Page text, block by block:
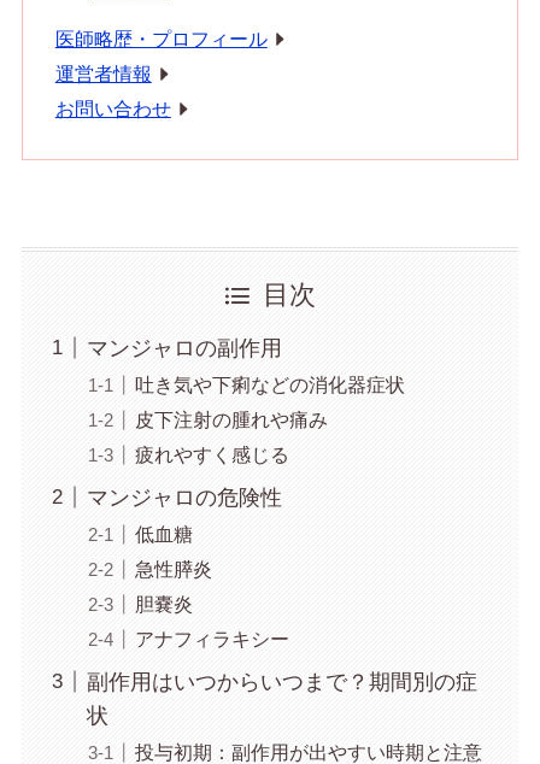
医師略歴・プロフィール
運営者情報
お問い合わせ
目次
マンジャロの副作用
吐き気や下痢などの消化器症状
皮下注射の腫れや痛み
疲れやすく感じる
マンジャロの危険性
低血糖
急性膵炎
胆嚢炎
アナフィラキシー
副作用はいつからいつまで？期間別の症
状
投与初期：副作用が出やすい時期と注意